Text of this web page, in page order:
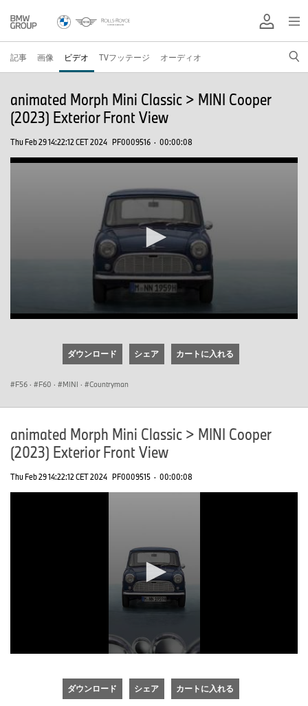
記事 画像 ビデオ TVフッテージ オーディオ
animated Morph Mini Classic > MINI Cooper
(2023) Exterior Front View
Thu Feb 29 14:22:12 CET 2024 PF0009516 · 00:00:08
ダウンロード シェア カートに入れる
F56 · F60 · MINI · Countryman
animated Morph Mini Classic > MINI Cooper
(2023) Exterior Front View
Thu Feb 29 14:22:12 CET 2024 PF0009515 · 00:00:08
ダウンロード シェア カートに入れる